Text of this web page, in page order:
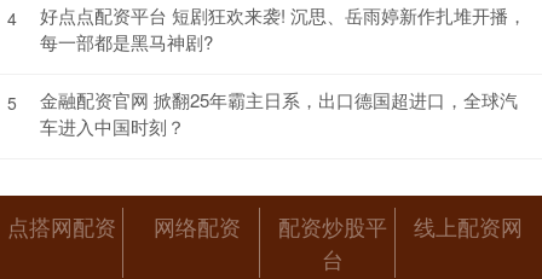
4
好点点配资平台 短剧狂欢来袭! 沉思、岳雨婷新作扎堆开播，
每一部都是黑马神剧?
5
金融配资官网 掀翻25年霸主日系，出口德国超进口，全球汽
车进入中国时刻？
点搭网配资 网络配资
配资炒股平
台
线上配资网